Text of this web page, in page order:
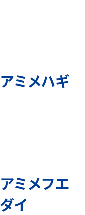
アミメハギ
アミメフエ
ダイ